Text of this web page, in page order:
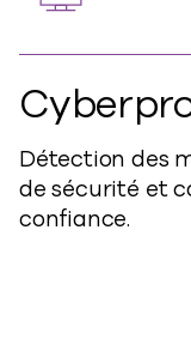
Détection des
de sécurité et
confiance.